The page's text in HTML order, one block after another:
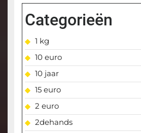
Categorieën
1 kg
10 euro
10 jaar
15 euro
2 euro
2dehands